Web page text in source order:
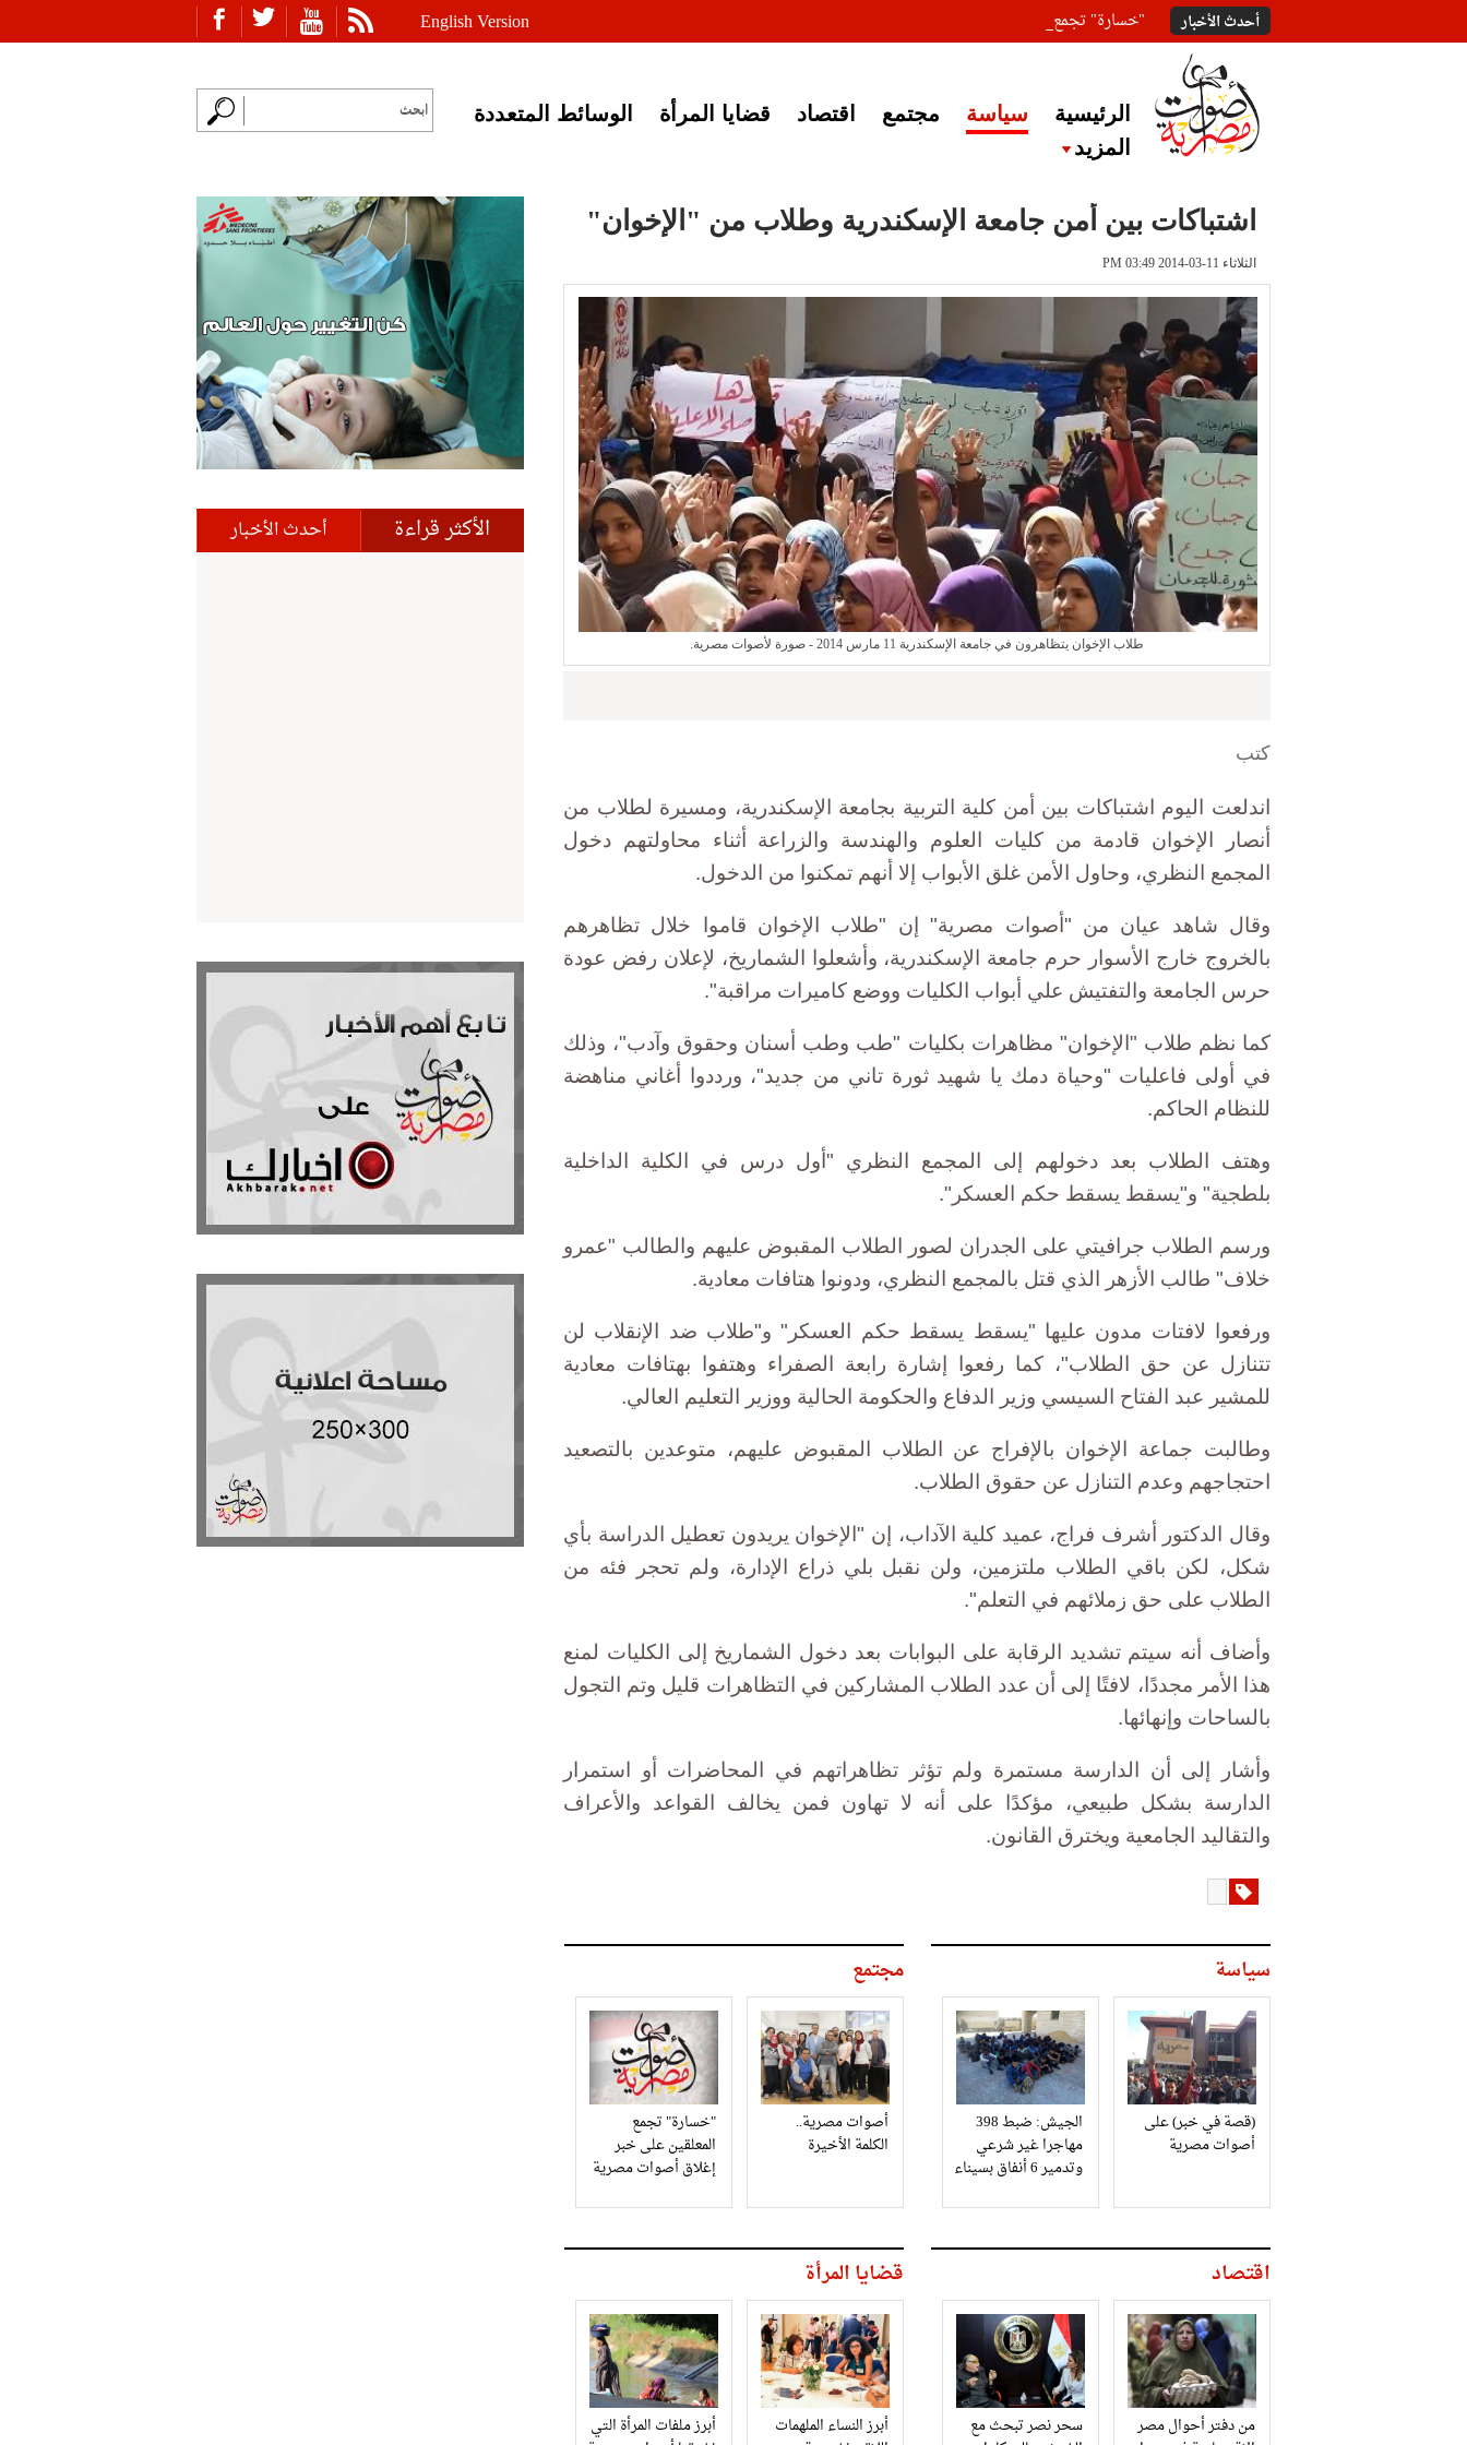
English Version أحدث الأخبار "خسارة" تجمع المعلقين على خبر إغلاق أصوات مصرية
الرئيسية سياسة مجتمع اقتصاد قضايا المرأة
الوسائط المتعددة
المزيد
اشتباكات بين أمن جامعة الإسكندرية وطلاب من "الإخوان"
الثلاثاء 11-03-2014 PM 03:49
طلاب الإخوان يتظاهرون في جامعة الإسكندرية 11 مارس 2014 - صورة لأصوات مصرية.
كتب
اندلعت اليوم اشتباكات بين أمن كلية التربية بجامعة الإسكندرية، ومسيرة لطلاب من
أنصار الإخوان قادمة من كليات العلوم والهندسة والزراعة أثناء محاولتهم دخول
المجمع النظري، وحاول الأمن غلق الأبواب إلا أنهم تمكنوا من الدخول.
وقال شاهد عيان من "أصوات مصرية" إن "طلاب الإخوان قاموا خلال تظاهرهم
بالخروج خارج الأسوار حرم جامعة الإسكندرية، وأشعلوا الشماريخ، لإعلان رفض عودة
حرس الجامعة والتفتيش علي أبواب الكليات ووضع كاميرات مراقبة".
كما نظم طلاب "الإخوان" مظاهرات بكليات "طب وطب أسنان وحقوق وآدب"، وذلك
في أولى فاعليات "وحياة دمك يا شهيد ثورة تاني من جديد"، ورددوا أغاني مناهضة
للنظام الحاكم.
وهتف الطلاب بعد دخولهم إلى المجمع النظري "أول درس في الكلية الداخلية
بلطجية" و"يسقط يسقط حكم العسكر".
ورسم الطلاب جرافيتي على الجدران لصور الطلاب المقبوض عليهم والطالب "عمرو
خلاف" طالب الأزهر الذي قتل بالمجمع النظري، ودونوا هتافات معادية.
ورفعوا لافتات مدون عليها "يسقط يسقط حكم العسكر" و"طلاب ضد الإنقلاب لن
تتنازل عن حق الطلاب"، كما رفعوا إشارة رابعة الصفراء وهتفوا بهتافات معادية
للمشير عبد الفتاح السيسي وزير الدفاع والحكومة الحالية ووزير التعليم العالي.
وطالبت جماعة الإخوان بالإفراج عن الطلاب المقبوض عليهم، متوعدين بالتصعيد
احتجاجهم وعدم التنازل عن حقوق الطلاب.
وقال الدكتور أشرف فراج، عميد كلية الآداب، إن "الإخوان يريدون تعطيل الدراسة بأي
شكل، لكن باقي الطلاب ملتزمين، ولن نقبل بلي ذراع الإدارة، ولم تحجر فئه من
الطلاب على حق زملائهم في التعلم".
وأضاف أنه سيتم تشديد الرقابة على البوابات بعد دخول الشماريخ إلى الكليات لمنع
هذا الأمر مجددًا، لافتًا إلى أن عدد الطلاب المشاركين في التظاهرات قليل وتم التجول
بالساحات وإنهائها.
وأشار إلى أن الدارسة مستمرة ولم تؤثر تظاهراتهم في المحاضرات أو استمرار
الدارسة بشكل طبيعي، مؤكدًا على أنه لا تهاون فمن يخالف القواعد والأعراف
والتقاليد الجامعية ويخترق القانون.
سياسة
(قصة في خبر) على
أصوات مصرية
الجيش: ضبط 398
مهاجرا غير شرعي
وتدمير 6 أنفاق بسيناء
مجتمع
أصوات مصرية..
الكلمة الأخيرة
"خسارة" تجمع
المعلقين على خبر
إغلاق أصوات مصرية
اقتصاد
من دفتر أحوال مصر
سحر نصر تبحث مع
قضايا المرأة
أبرز النساء الملهمات
أبرز ملفات المرأة التي
الأكثر قراءة أحدث الأخبار